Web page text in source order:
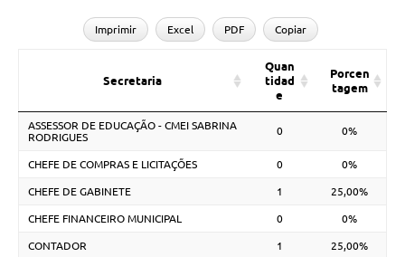
Imprimir Excel PDF Copiar
Secretaria
Quan
tidad
e
Porcen
tagem
ASSESSOR DE EDUCAÇÃO - CMEI SABRINA
RODRIGUES
0 0%
CHEFE DE COMPRAS E LICITAÇÕES 0 0%
CHEFE DE GABINETE 1 25,00%
CHEFE FINANCEIRO MUNICIPAL 0 0%
CONTADOR 1 25,00%